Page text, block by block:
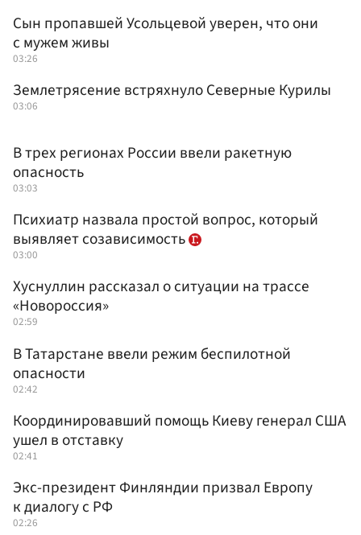
Сын пропавшей Усольцевой уверен, что они
с мужем живы
03:26
Землетрясение встряхнуло Северные Курилы
03:06
В трех регионах России ввели ракетную
опасность
03:03
Психиатр назвала простой вопрос, который
выявляет созависимость
03:00
Хуснуллин рассказал о ситуации на трассе
«Новороссия»
02:59
В Татарстане ввели режим беспилотной
опасности
02:42
Координировавший помощь Киеву генерал США
ушел в отставку
02:41
Экс-президент Финляндии призвал Европу
к диалогу с РФ
02:26